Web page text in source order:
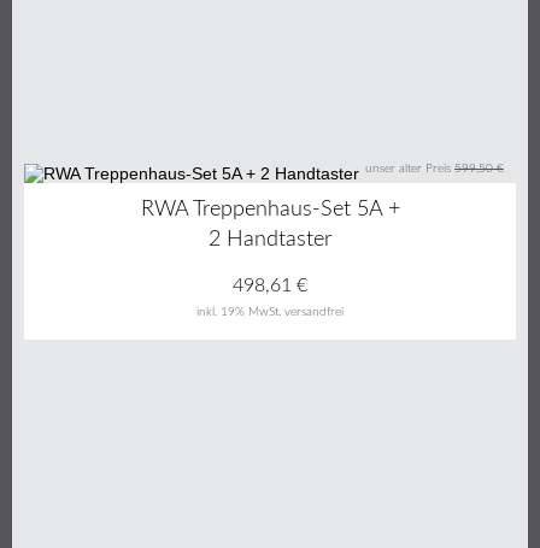
unser alter Preis 599,50 €
RWA Treppenhaus-Set 5A +
2 Handtaster
inkl. 19% MwSt. versandfrei
498,61 €